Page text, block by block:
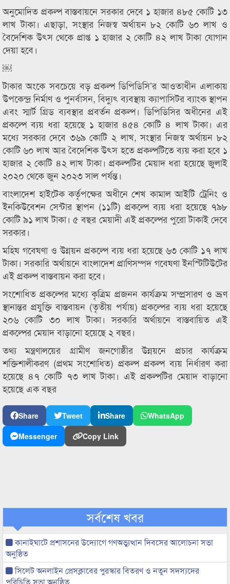
অনুমোদিত প্রকল্প বাস্তবায়নে সরকার দেবে ১ হাজার ৪৮৫ কোটি ১৩
লাখ টাকা। এছাড়া, সংস্থার নিজস্ব অর্থায়ন ৮২ কোটি ৬০ লাখ ও
বৈদেশিক উৎস থেকে প্রাপ্ত ১ হাজার ২ কোটি ৪২ লাখ টাকা যোগান
দেয়া হবে।
￼
টাকার অংকে সবচেয়ে বড় প্রকল্প ডিপিডিসি’র আওতাধীন এলাকায়
উপকেন্দ্র নির্মাণ ও পুনর্বাসন, বিদ্যুৎ ব্যবস্থায় ক্যাপাসিটর ব্যাংক স্থাপন
এবং স্মার্ট গ্রিড ব্যবস্থার প্রবর্তন প্রকল্প। ডিপিডিসির অধীনের এই
প্রকল্পে ব্যয় ধরা হয়েছে ১ হাজার ৪৫৪ কোটি ৪ লাখ টাকা। এর
মধ্যে সরকার দেবে ৩৬৯ কোটি ২ লাখ, সংস্থার নিজস্ব অর্থায়ন ৮২
কোটি ৬০ লাখ আর বৈদেশিক উৎস হতে প্রকল্পটিতে ব্যয় করা হবে ১
হাজার ২ কোটি ৪২ লাখ টাকা। প্রকল্পটির মেয়াদ ধরা হয়েছে জুলাই
২০২০ থেকে জুন ২০২৩ সাল পর্যন্ত।
বাংলাদেশ হাইটেক কর্তৃপক্ষের অধীনে শেখ কামাল আইটি ট্রেনিং ও
ইনকিউবেশন সেন্টার স্থাপন (১১টি) প্রকল্পে ব্যয় ধরা হয়েছে ৭৯৮
কোটি ৯১ লাখ টাকা। ৫ বছর মেয়াদী এই প্রকল্পের পুরো টাকাই দেবে
সরকার।
মহিষ গবেষণা ও উন্নয়ন প্রকল্পে ব্যয় ধরা হয়েছে ৬৩ কোটি ১৭ লাখ
টাকা। সরকারি অর্থায়নে বাংলাদেশ প্রাণিসম্পদ গবেষণা ইনস্টিটিউটের
এই প্রকল্প বাস্তবায়ন করা হবে।
সংশোধিত প্রকল্পের মধ্যে কৃত্রিম প্রজনন কার্যক্রম সম্প্রসারণ ও ভ্রূণ
স্থানান্তর প্রযুক্তি বাস্তবায়ন (তৃতীয় পর্যায়) প্রকল্পের ব্যয় ধরা হয়েছে
২০৬ কোটি ৩০ লাখ টাকা। সরকারি অর্থায়নে বাস্তবায়িত এই
প্রকল্পের মেয়াদ বাড়ানো হয়েছে ২ বছর।
তথ্য মন্ত্রণালয়ের গ্রামীণ জনগোষ্ঠীর উন্নয়নে প্রচার কার্যক্রম
শক্তিশালীকরণ (প্রথম সংশোধিত) প্রকল্প প্রকল্প ব্যয় নির্ধারণ করা
হয়েছে ৪৭ কোটি ৭৩ লাখ টাকা। এই প্রকল্পটির মেয়াদ বাড়ানো
হয়েছে এক বছর
Share Tweet Share
WhatsApp
Messenger
Copy Link
সর্বশেষ খবর
কানাইঘাটে প্রশাসনের উদ্যোগে গণঅভ্যুত্থান দিবসের আলোচনা সভা
অনুষ্ঠিত
সিলেট অনলাইন প্রেসক্লাবের পুরস্কার বিতরণ ও নতুন সদস্যদের